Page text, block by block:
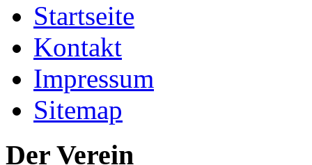
Startseite
Kontakt
Impressum
Sitemap
Der Verein